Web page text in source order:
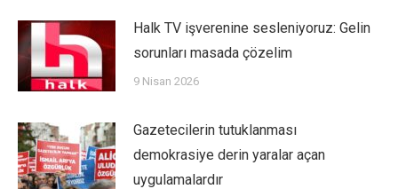
Halk TV işverenine sesleniyoruz: Gelin
sorunları masada çözelim
9 Nisan 2026
Gazetecilerin tutuklanması
demokrasiye derin yaralar açan
uygulamalardır